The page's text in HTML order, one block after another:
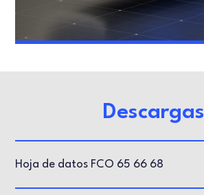
Descargas
Hoja de datos FCO 65 66 68